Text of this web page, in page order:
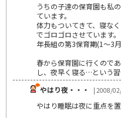
うちの子達の保育園も私
ています。
体力もついてきて、寝な
でゴロゴロさせています。
年長組の第3保育期(1～3
春から保育園に行くので
し、夜早く寝る…という
やはり夜・・・
| 2008/
やはり睡眠は夜に重点を置